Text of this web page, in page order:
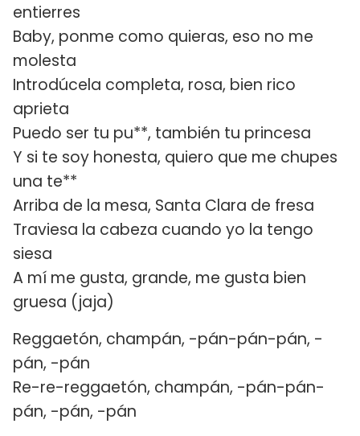
entierres
Baby, ponme como quieras, eso no me
molesta
Introdúcela completa, rosa, bien rico
aprieta
Puedo ser tu pu**, también tu princesa
Y si te soy honesta, quiero que me chupes
una te**
Arriba de la mesa, Santa Clara de fresa
Traviesa la cabeza cuando yo la tengo
siesa
A mí me gusta, grande, me gusta bien
gruesa (jaja)
Reggaetón, champán, -pán-pán-pán, -
pán, -pán
Re-re-reggaetón, champán, -pán-pán-
pán, -pán, -pán